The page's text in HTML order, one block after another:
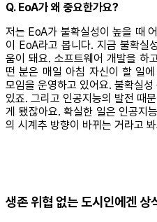
Q. EoA가 왜 중요한가요?
저는 EoA가 불확실성이 높을 때
이 EoA라고 봅니다. 지금 불확실
움이 돼요. 소프트웨어 개발을 하
떤 분은 매일 아침 자신이 할 일
모임을 운영하고 있어요. 불확실
있죠. 그리고 인공지능의 발전 때
게 됐잖아요. 확실한 일은 인공지
의 시계추 방향이 바뀌는 거라고
생존 위협 없는 도시인에겐 상